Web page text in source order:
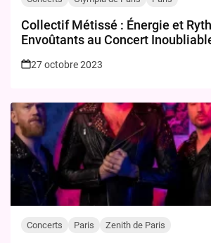
Collectif Métissé : Énergie et
Envoûtants au Concert
27 octobre 2023
Concerts Paris Zenith de Paris